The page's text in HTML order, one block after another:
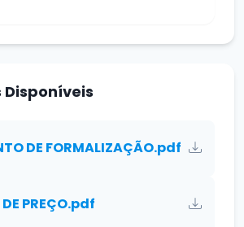
DE FORMALIZAÇÃO.pdf
DE PREÇO.pdf